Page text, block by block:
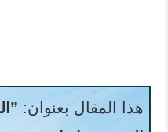
هذا المقال بعنوان: